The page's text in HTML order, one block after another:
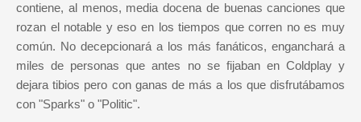
contiene, al menos, media docena de buenas canciones que
rozan el notable y eso en los tiempos que corren no es muy
común. No decepcionará a los más fanáticos, enganchará a
miles de personas que antes no se fijaban en Coldplay y
dejara tibios pero con ganas de más a los que disfrutábamos
con "Sparks" o "Politic".